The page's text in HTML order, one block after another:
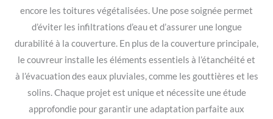
encore les toitures végétalisées. Une pose soignée permet
d’éviter les infiltrations d’eau et d’assurer une longue
durabilité à la couverture. En plus de la couverture principale,
le couvreur installe les éléments essentiels à l’étanchéité et
à l’évacuation des eaux pluviales, comme les gouttières et les
solins. Chaque projet est unique et nécessite une étude
approfondie pour garantir une adaptation parfaite aux